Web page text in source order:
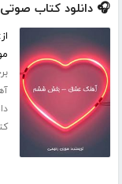
🎧 دانلود کتاب